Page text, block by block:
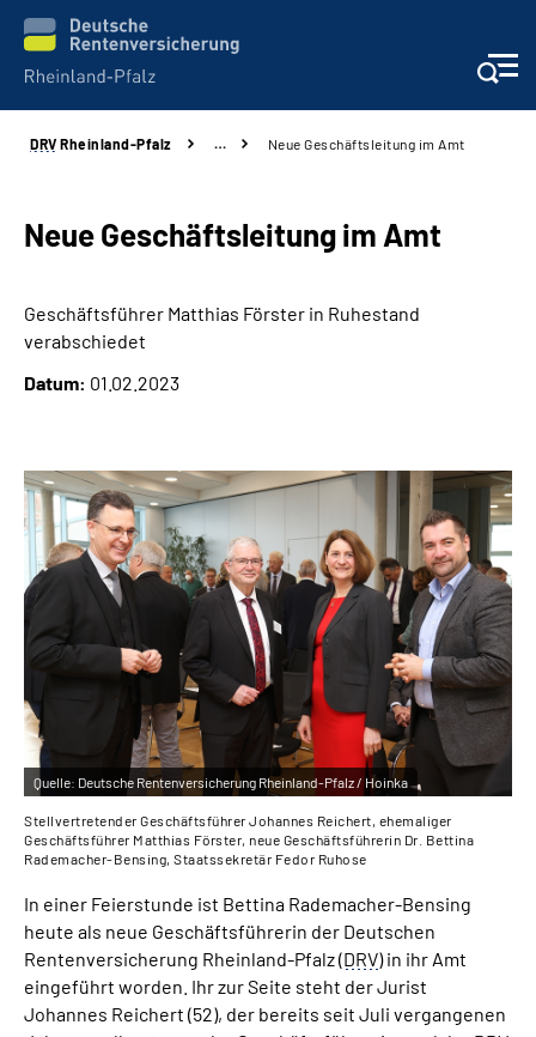
Unsere Leistungen
Beratung
Über uns
Inhalte in Gebärdensprache (DGS)
Leichte Sprache
Mein Kundenportal
DRV Rheinland-Pfalz … Neue Geschäftsleitung im Amt
Neue Geschäftsleitung im Amt
Geschäftsführer Matthias Förster in Ruhestand
verabschiedet
Datum: 01.02.2023
Quelle: Deutsche Rentenversicherung Rheinland-Pfalz / Hoinka
Stellvertretender Geschäftsführer Johannes Reichert, ehemaliger
Geschäftsführer Matthias Förster, neue Geschäftsführerin Dr. Bettina
Rademacher-Bensing, Staatssekretär Fedor Ruhose
In einer Feierstunde ist Bettina Rademacher-Bensing
heute als neue Geschäftsführerin der Deutschen
Rentenversicherung Rheinland-Pfalz (DRV) in ihr Amt
eingeführt worden. Ihr zur Seite steht der Jurist
Johannes Reichert (52), der bereits seit Juli vergangenen